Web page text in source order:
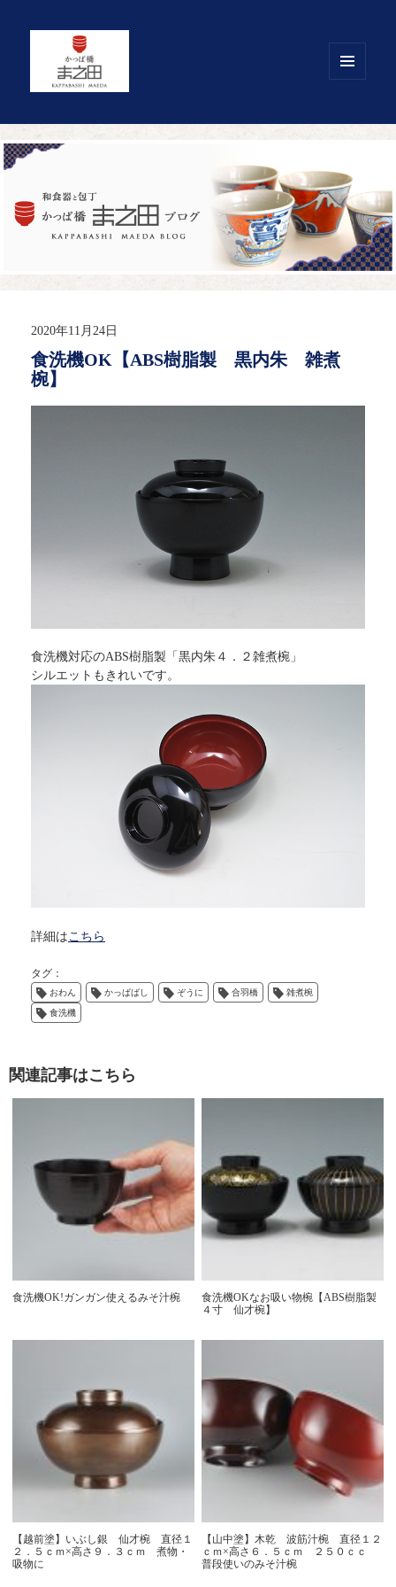
2020年11月24日
食洗機OK【ABS樹脂製 黒内朱 雑煮
椀】
食洗機対応のABS樹脂製「黒内朱４．２雑煮椀」
シルエットもきれいです。
詳細は こちら
タグ：
おわん かっぱばし ぞうに 合羽橋 雑煮椀
食洗機
関連記事はこちら
食洗機OK!ガンガン使えるみそ汁椀
食洗機OKなお吸い物椀【ABS樹脂製
４寸 仙才椀】
【越前塗】いぶし銀 仙才椀 直径１
２．５ｃｍ×高さ９．３ｃｍ 煮物・
吸物に
【山中塗】木乾 波筋汁椀 直径１２
ｃｍ×高さ６．５ｃｍ ２５０ｃｃ
普段使いのみそ汁椀